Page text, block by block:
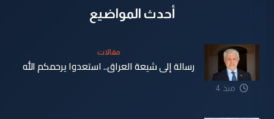
أحدث المواضيع
منذ 4
مقالات
رسالة إلى شيعة العراق.. استعدوا يرحمكم الله